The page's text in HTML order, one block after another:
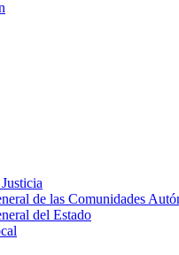
de las Comunidades
del Estado